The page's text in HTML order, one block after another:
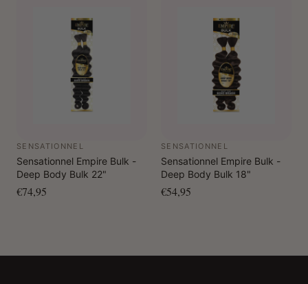
SENSATIONNEL
Sensationnel Empire Bulk -
Deep Body Bulk 22"
€74,95
SENSATIONNEL
Sensationnel Empire Bulk -
Deep Body Bulk 18"
€54,95